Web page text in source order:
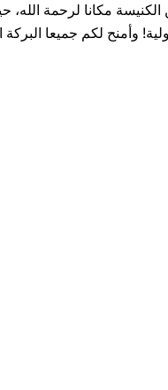
الكنيسة مكانا لرحمة
وأمنح لكم جميعا البركة